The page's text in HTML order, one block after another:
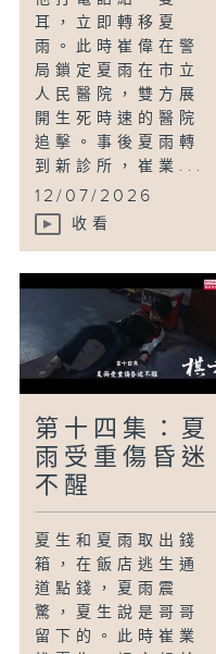
耳，立即轉移夏
雨。此時崔偉在警
局鎖定夏雨在市立
人民醫院，雙方展
開生死時速的醫院
追擊。事後夏雨轉
到新診所，崔業...
12/07/2026
收看
第十四集：夏
雨受重傷昏迷
不醒
夏生和夏雨取出錢
箱，在飯店逃生通
道點錢，夏雨震
驚，夏生說是哥哥
留下的。此時崔業